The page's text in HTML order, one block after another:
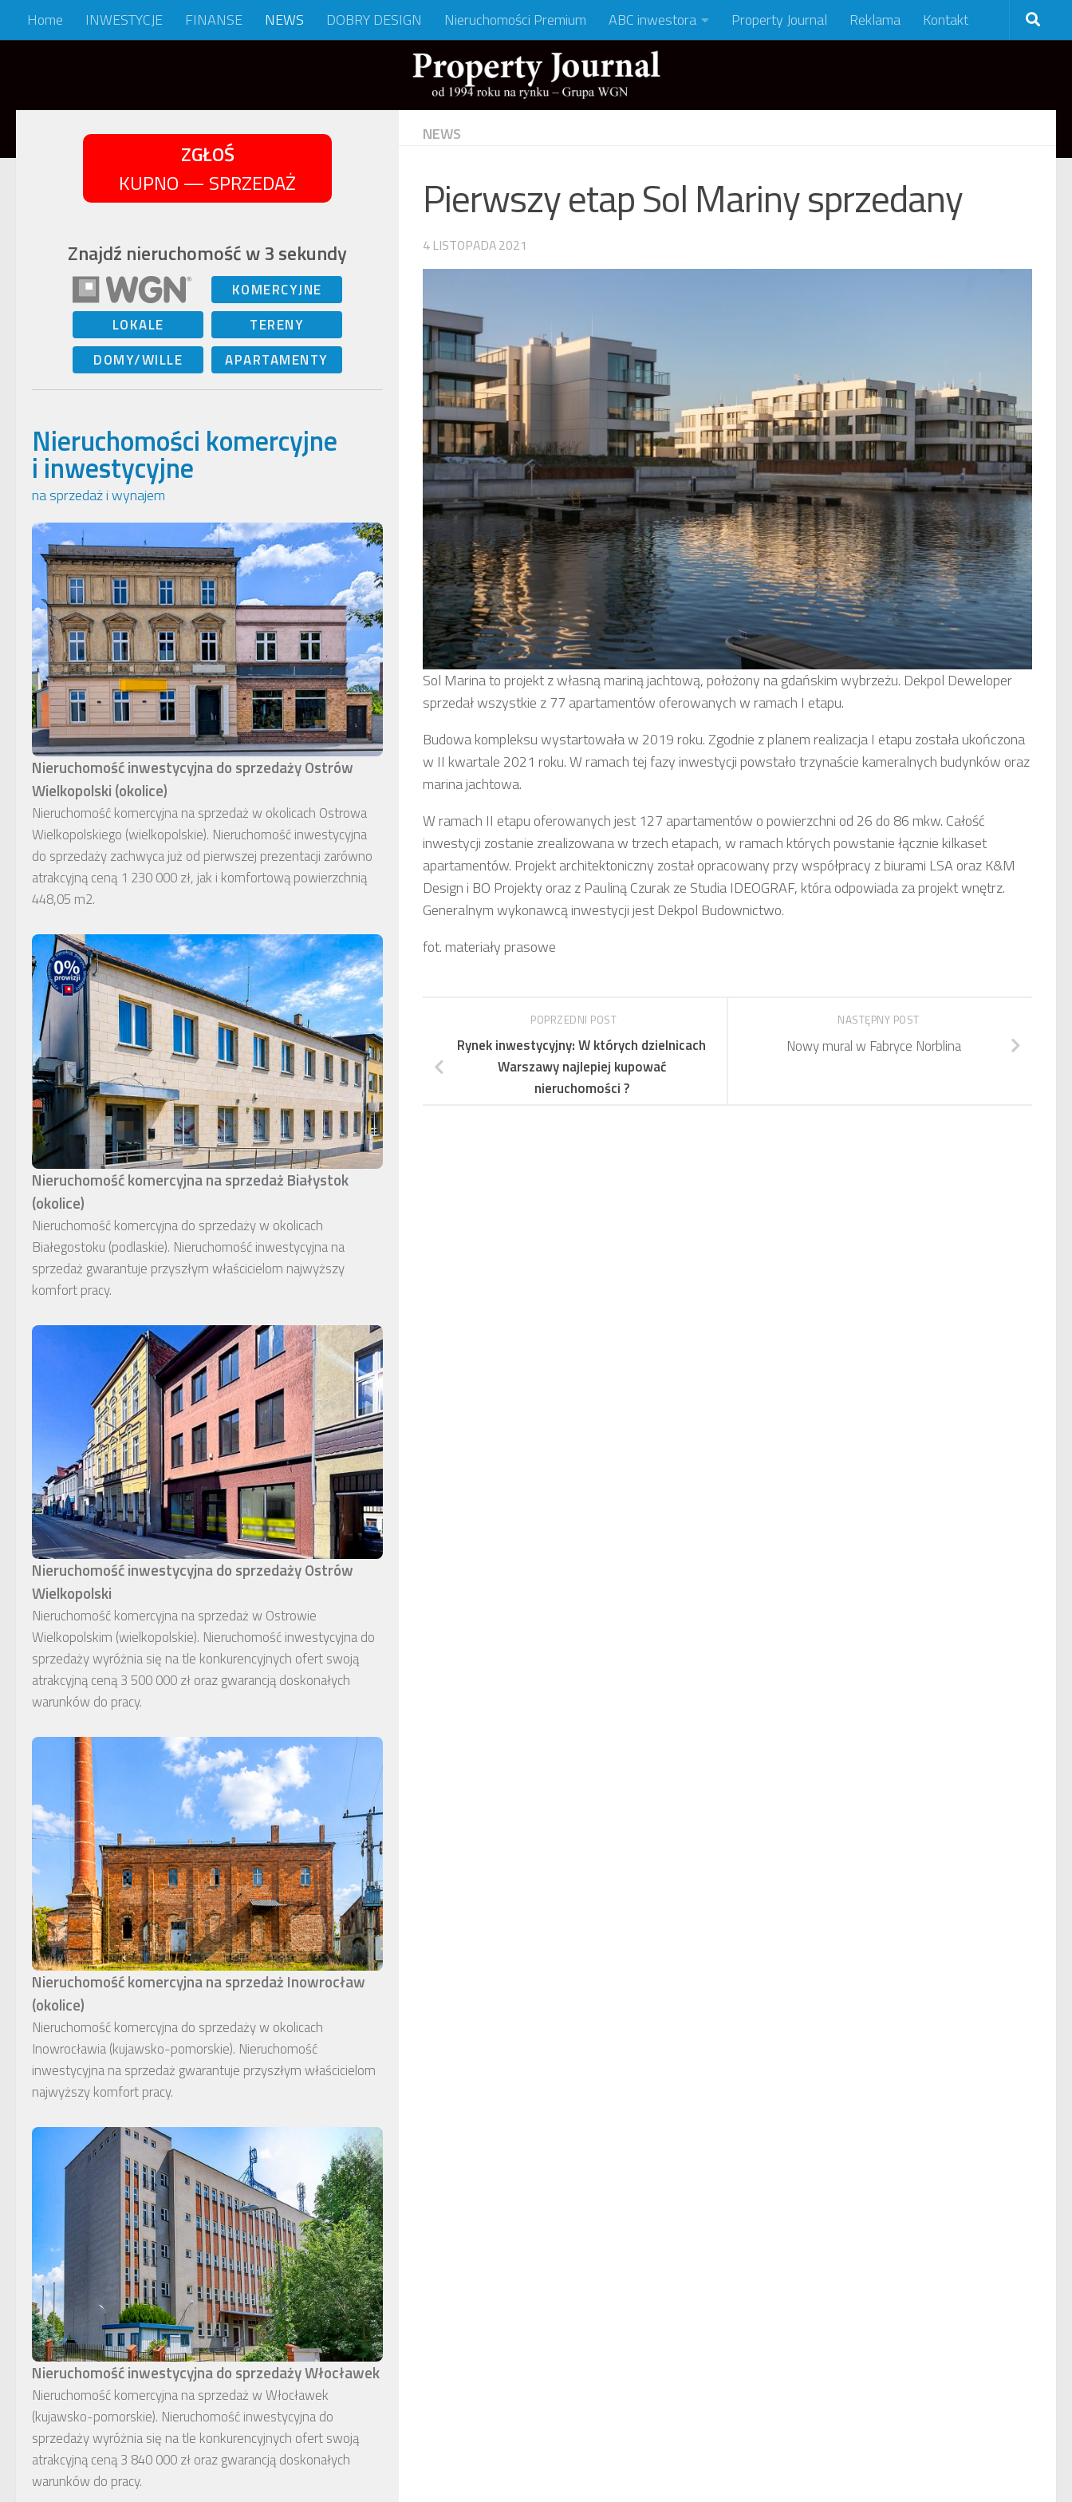
Skip to content
Home INWESTYCJE FINANSE NEWS DOBRY DESIGN Nieruchomości Premium ABC inwestora Property Journal Reklama Kontakt
NEWS
Pierwszy etap Sol Mariny sprzedany
4 LISTOPADA 2021
Sol Marina to projekt z własną mariną jachtową, położony na gdańskim wybrzeżu. Dekpol Deweloper
sprzedał wszystkie z 77 apartamentów oferowanych w ramach I etapu.
Budowa kompleksu wystartowała w 2019 roku. Zgodnie z planem realizacja I etapu została ukończona
w II kwartale 2021 roku. W ramach tej fazy inwestycji powstało trzynaście kameralnych budynków oraz
marina jachtowa.
W ramach II etapu oferowanych jest 127 apartamentów o powierzchni od 26 do 86 mkw. Całość
inwestycji zostanie zrealizowana w trzech etapach, w ramach których powstanie łącznie kilkaset
apartamentów. Projekt architektoniczny został opracowany przy współpracy z biurami LSA oraz K&M
Design i BO Projekty oraz z Pauliną Czurak ze Studia IDEOGRAF, która odpowiada za projekt wnętrz.
Generalnym wykonawcą inwestycji jest Dekpol Budownictwo.
fot. materiały prasowe
NASTĘPNY POST
Nowy mural w Fabryce Norblina
POPRZEDNI POST
Rynek inwestycyjny: W których dzielnicach
Warszawy najlepiej kupować
nieruchomości ?
ZGŁOŚ
KUPNO — SPRZEDAŻ
Znajdź nieruchomość w 3 sekundy
KOMERCYJNE
LOKALE
TERENY
DOMY/WILLE
APARTAMENTY
Nieruchomości komercyjne
i inwestycyjne
na sprzedaż i wynajem
Nieruchomość inwestycyjna do sprzedaży Ostrów
Wielkopolski (okolice)
Nieruchomość komercyjna na sprzedaż w okolicach Ostrowa
Wielkopolskiego (wielkopolskie). Nieruchomość inwestycyjna
do sprzedaży zachwyca już od pierwszej prezentacji zarówno
atrakcyjną ceną 1 230 000 zł, jak i komfortową powierzchnią
448,05 m2.
Nieruchomość komercyjna na sprzedaż Białystok
(okolice)
Nieruchomość komercyjna do sprzedaży w okolicach
Białegostoku (podlaskie). Nieruchomość inwestycyjna na
sprzedaż gwarantuje przyszłym właścicielom najwyższy
komfort pracy.
Nieruchomość inwestycyjna do sprzedaży Ostrów
Wielkopolski
Nieruchomość komercyjna na sprzedaż w Ostrowie
Wielkopolskim (wielkopolskie). Nieruchomość inwestycyjna do
sprzedaży wyróżnia się na tle konkurencyjnych ofert swoją
atrakcyjną ceną 3 500 000 zł oraz gwarancją doskonałych
warunków do pracy.
Nieruchomość komercyjna na sprzedaż Inowrocław
(okolice)
Nieruchomość komercyjna do sprzedaży w okolicach
Inowrocławia (kujawsko-pomorskie). Nieruchomość
inwestycyjna na sprzedaż gwarantuje przyszłym właścicielom
najwyższy komfort pracy.
Nieruchomość inwestycyjna do sprzedaży Włocławek
Nieruchomość komercyjna na sprzedaż w Włocławek
(kujawsko-pomorskie). Nieruchomość inwestycyjna do
sprzedaży wyróżnia się na tle konkurencyjnych ofert swoją
atrakcyjną ceną 3 840 000 zł oraz gwarancją doskonałych
warunków do pracy.